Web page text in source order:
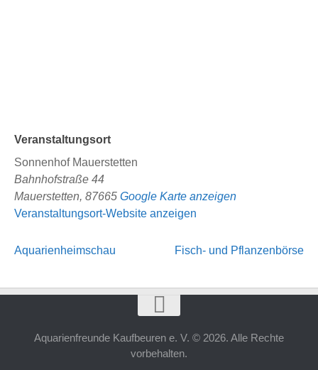
Veranstaltungsort
Sonnenhof Mauerstetten
Bahnhofstraße 44
Mauerstetten, 87665 Google Karte anzeigen
Veranstaltungsort-Website anzeigen
Aquarienheimschau Fisch- und Pflanzenbörse
Aquarienfreunde Kaufbeuren e. V. © 2026. Alle Rechte
vorbehalten.